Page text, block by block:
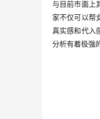
与目前市面上
家不仅可以帮
真实感和代入
分析有着极强